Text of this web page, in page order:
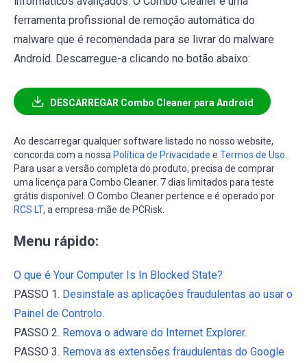
ferramenta profissional de remoção automática do
malware que é recomendada para se livrar do malware
Android. Descarregue-a clicando no botão abaixo:
DESCARREGAR Combo Cleaner para Android
Ao descarregar qualquer software listado no nosso website,
concorda com a nossa Política de Privacidade e Termos de Uso
Para usar a versão completa do produto, precisa de comprar
uma licença para Combo Cleaner. 7 dias limitados para teste
grátis disponível. O Combo Cleaner pertence e é operado por
RCS LT, a empresa-mãe de PCRisk.
Menu rápido:
O que é Your Computer Is In Blocked State?
PASSO 1. Desinstale as aplicações fraudulentas ao usar o
Painel de Controlo.
PASSO 2. Remova o adware do Internet Explorer.
PASSO 3. Remova as extensões fraudulentas do Google